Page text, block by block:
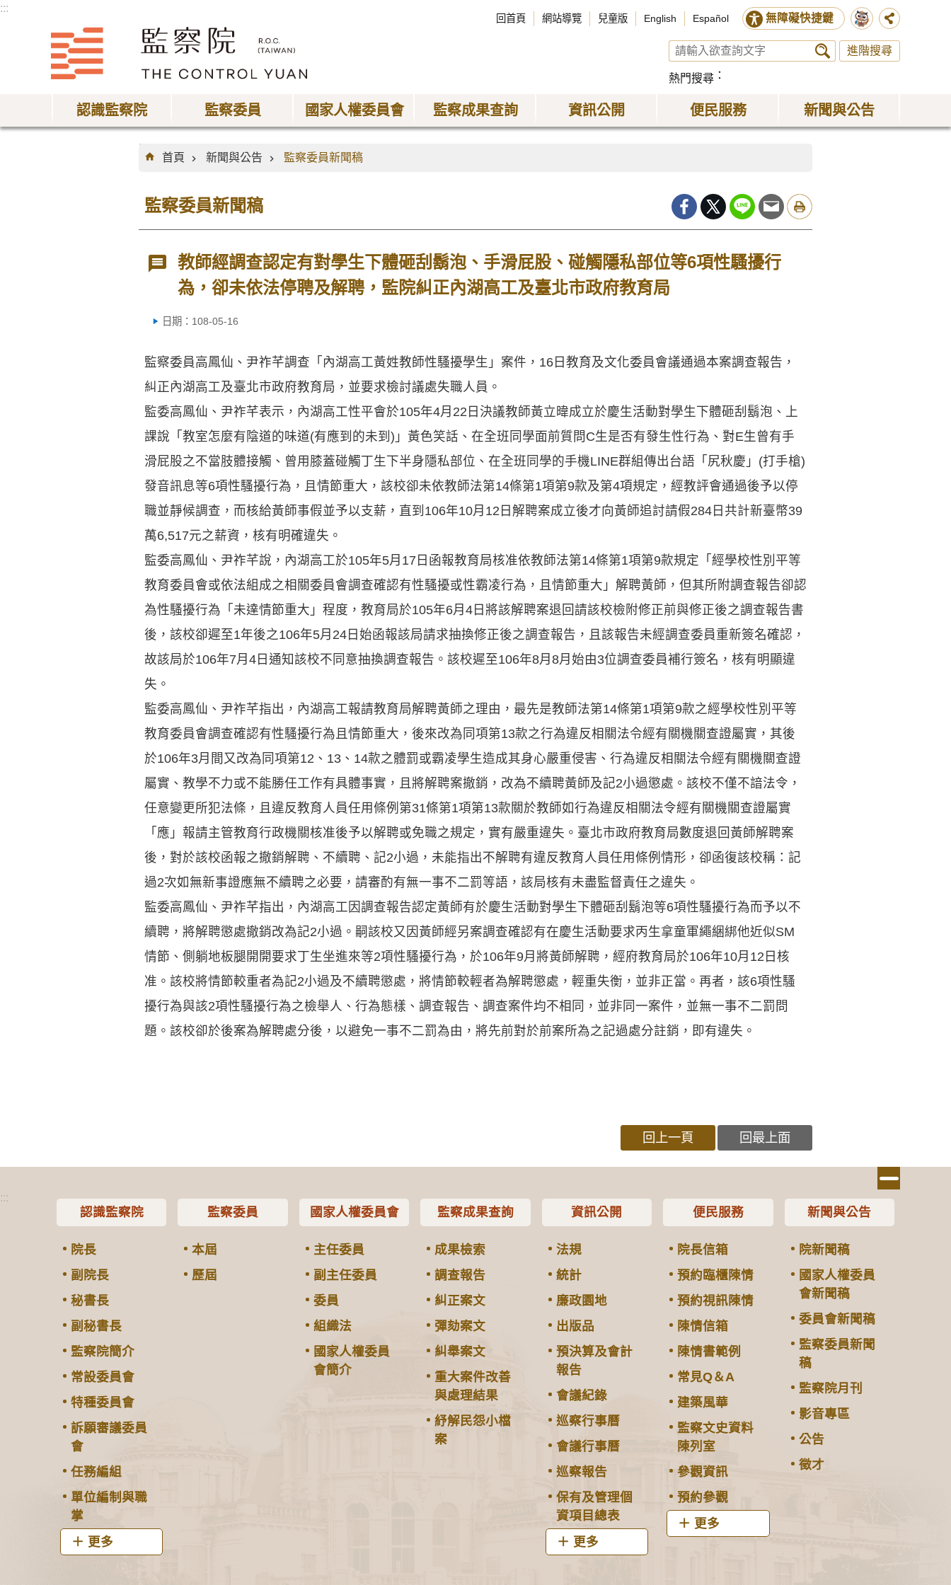
:::
回首頁 網站導覽 兒童版 English Español 無障礙快捷鍵
進階搜尋
熱門搜尋
認識監察院 監察委員 國家人權委員會 監察成果查詢 資訊公開 便民服務 新聞與公告
:::
首頁
新聞與公告 監察委員新聞稿
監察委員新聞稿
教師經調查認定有對學生下體砸刮鬍泡、手滑屁股、碰觸隱私部位等6項性騷擾行
為，卻未依法停聘及解聘，監院糾正內湖高工及臺北市政府教育局
日期：108-05-16
監察委員高鳳仙、尹祚芊調查「內湖高工黃姓教師性騷擾學生」案件，16日教育及文化委員會議通過本案調查報告，
糾正內湖高工及臺北市政府教育局，並要求檢討議處失職人員。
監委高鳳仙、尹祚芊表示，內湖高工性平會於105年4月22日決議教師黃立暐成立於慶生活動對學生下體砸刮鬍泡、上
課說「教室怎麼有陰道的味道(有應到的未到)」黃色笑話、在全班同學面前質問C生是否有發生性行為、對E生曾有手
滑屁股之不當肢體接觸、曾用膝蓋碰觸丁生下半身隱私部位、在全班同學的手機LINE群組傳出台語「尻秋慶」(打手槍)
發音訊息等6項性騷擾行為，且情節重大，該校卻未依教師法第14條第1項第9款及第4項規定，經教評會通過後予以停
職並靜候調查，而核給黃師事假並予以支薪，直到106年10月12日解聘案成立後才向黃師追討請假284日共計新臺幣39
萬6,517元之薪資，核有明確違失。
監委高鳳仙、尹祚芊說，內湖高工於105年5月17日函報教育局核准依教師法第14條第1項第9款規定「經學校性別平等
教育委員會或依法組成之相關委員會調查確認有性騷擾或性霸凌行為，且情節重大」解聘黃師，但其所附調查報告卻認
為性騷擾行為「未達情節重大」程度，教育局於105年6月4日將該解聘案退回請該校檢附修正前與修正後之調查報告書
後，該校卻遲至1年後之106年5月24日始函報該局請求抽換修正後之調查報告，且該報告未經調查委員重新簽名確認，
故該局於106年7月4日通知該校不同意抽換調查報告。該校遲至106年8月8月始由3位調查委員補行簽名，核有明顯違
失。
監委高鳳仙、尹祚芊指出，內湖高工報請教育局解聘黃師之理由，最先是教師法第14條第1項第9款之經學校性別平等
教育委員會調查確認有性騷擾行為且情節重大，後來改為同項第13款之行為違反相關法令經有關機關查證屬實，其後
於106年3月間又改為同項第12、13、14款之體罰或霸凌學生造成其身心嚴重侵害、行為違反相關法令經有關機關查證
屬實、教學不力或不能勝任工作有具體事實，且將解聘案撤銷，改為不續聘黃師及記2小過懲處。該校不僅不諳法令，
任意變更所犯法條，且違反教育人員任用條例第31條第1項第13款關於教師如行為違反相關法令經有關機關查證屬實
「應」報請主管教育行政機關核准後予以解聘或免職之規定，實有嚴重違失。臺北市政府教育局數度退回黃師解聘案
後，對於該校函報之撤銷解聘、不續聘、記2小過，未能指出不解聘有違反教育人員任用條例情形，卻函復該校稱：記
過2次如無新事證應無不續聘之必要，請審酌有無一事不二罰等語，該局核有未盡監督責任之違失。
監委高鳳仙、尹祚芊指出，內湖高工因調查報告認定黃師有於慶生活動對學生下體砸刮鬍泡等6項性騷擾行為而予以不
續聘，將解聘懲處撤銷改為記2小過。嗣該校又因黃師經另案調查確認有在慶生活動要求丙生拿童軍繩綑綁他近似SM
情節、側躺地板腿開開要求丁生坐進來等2項性騷擾行為，於106年9月將黃師解聘，經府教育局於106年10月12日核
准。該校將情節較重者為記2小過及不續聘懲處，將情節較輕者為解聘懲處，輕重失衡，並非正當。再者，該6項性騷
擾行為與該2項性騷擾行為之檢舉人、行為態樣、調查報告、調查案件均不相同，並非同一案件，並無一事不二罰問
題。該校卻於後案為解聘處分後，以避免一事不二罰為由，將先前對於前案所為之記過處分註銷，即有違失。
回上一頁 回最上面
:::
認識監察院
院長
副院長
秘書長
副秘書長
監察院簡介
常設委員會
特種委員會
訴願審議委員
會
任務編組
單位編制與職
掌
更多
監察委員
本屆
歷屆
國家人權委員會
主任委員
副主任委員
委員
組織法
國家人權委員
會簡介
監察成果查詢
成果檢索
調查報告
糾正案文
彈劾案文
糾舉案文
重大案件改善
與處理結果
紓解民怨小檔
案
資訊公開
法規
統計
廉政園地
出版品
預決算及會計
報告
會議紀錄
巡察行事曆
會議行事曆
巡察報告
保有及管理個
資項目總表
更多
便民服務
院長信箱
預約臨櫃陳情
預約視訊陳情
陳情信箱
陳情書範例
常見Q＆A
建築風華
監察文史資料
陳列室
參觀資訊
預約參觀
更多
新聞與公告
院新聞稿
國家人權委員
會新聞稿
委員會新聞稿
監察委員新聞
稿
監察院月刊
影音專區
公告
徵才